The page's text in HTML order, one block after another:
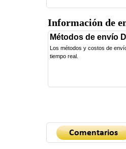
Información de
Métodos de envío
Los métodos y costos de
tiempo real.